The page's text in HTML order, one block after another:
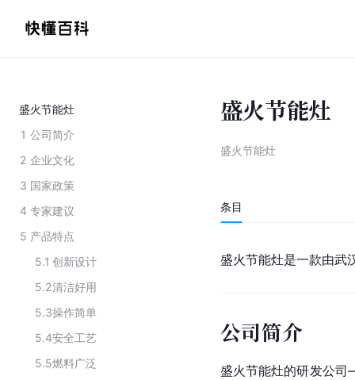
盛火节能灶
1 公司简介
2 企业文化
3 国家政策
4 专家建议
5 产品特点
5.1 创新设计
5.2清洁好用
5.3操作简单
5.4安全工艺
5.5燃料广泛
盛火节能灶
盛火节能灶
条目
盛火节能灶是一款由武
公司简介
盛火节能灶的研发公